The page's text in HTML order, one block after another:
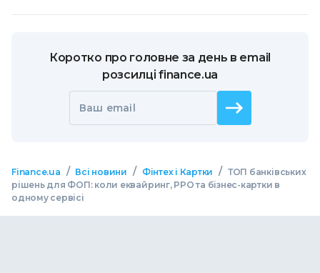
Коротко про головне за день в email
розсилці finance.ua
Ваш email
Finance.ua / Всі новини / Фінтех і Картки / ТОП банківських
рішень для ФОП: коли еквайринг, РРО та бізнес-картки в
одному сервісі